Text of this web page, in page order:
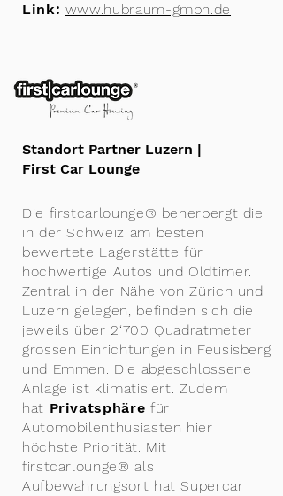
Link: www.hubraum-gmbh.de
Standort Partner Luzern |
First Car Lounge
Die firstcarlounge® beherbergt die
in der Schweiz am besten
bewertete Lagerstätte für
hochwertige Autos und Oldtimer.
Zentral in der Nähe von Zürich und
Luzern gelegen, befinden sich die
jeweils über 2‘700 Quadratmeter
grossen Einrichtungen in Feusisberg
und Emmen. Die abgeschlossene
Anlage ist klimatisiert. Zudem
hat Privatsphäre für
Automobilenthusiasten hier
höchste Priorität. Mit
firstcarlounge® als
Aufbewahrungsort hat Supercar